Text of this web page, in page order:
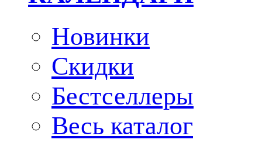
Новинки
Скидки
Бестселлеры
Весь каталог